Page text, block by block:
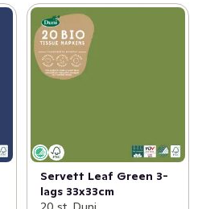
Servett Leaf Green 3-
lags 33x33cm